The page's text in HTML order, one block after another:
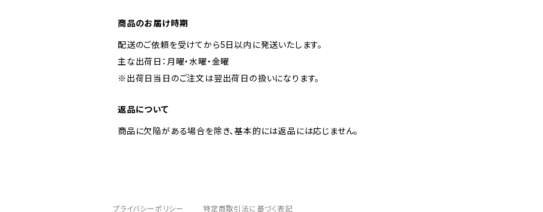
商品のお届け時期
配送のご依頼を受けてから5日以内に発送いたします。
主な出荷日：月曜・水曜・金曜
※出荷日当日のご注文は翌出荷日の扱いになります。
返品について
商品に欠陥がある場合を除き、基本的には返品には応じません。
プライバシーポリシー 特定商取引法に基づく表記